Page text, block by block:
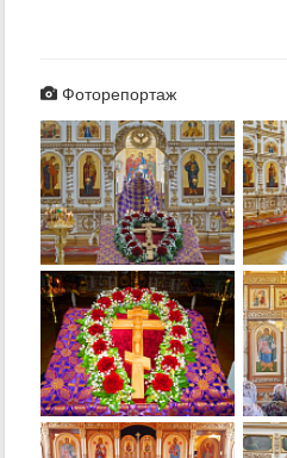
Фоторепортаж